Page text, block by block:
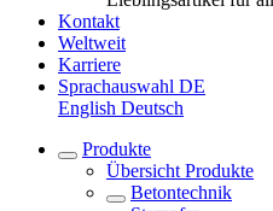
Kontakt
Weltweit
Karriere
Sprachauswahl DE
English Deutsch
Produkte
Übersicht Produkte
Betontechnik